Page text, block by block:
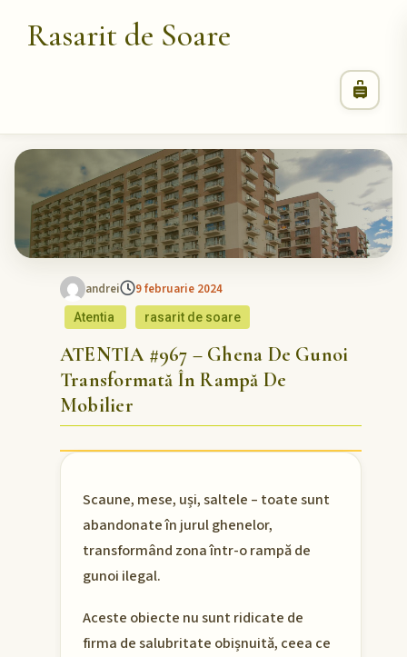
Rasarit de Soare
andrei 9 februarie 2024
Atentia rasarit de soare
ATENTIA #967 – Ghena De Gunoi
Transformată În Rampă De
Mobilier
Scaune, mese, uși, saltele – toate sunt
abandonate în jurul ghenelor,
transformând zona într-o rampă de
gunoi ilegal.
Aceste obiecte nu sunt ridicate de
firma de salubritate obișnuită, ceea ce